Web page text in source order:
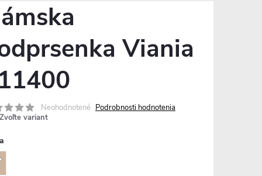
Viania
Neohodnotené Podrobnosti hodnotenia
Zvoľte variant